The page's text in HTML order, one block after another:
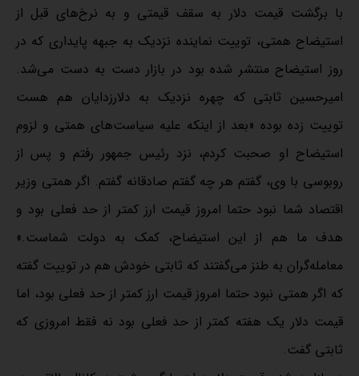
با برگشت قیمت دلار به سقف قیمتی و به نرخ‌های قبل از
استیضاح همتی، توییت نماینده نزدیک به جبهه پایداری که در
روز استیضاح منتشر شده بود در بازار دست به دست می‌شد.
امیرحسین ثابتی که چهره نزدیک به دلارزدایان هم هست
توییت زده بوده «بعد از اینکه علیه سیاست‌های همتی و لزوم
استیضاح او صحبت کردم، نزد رئیس جمهور رفتم و پس از
روبوسی با وی، ‌گفتم هر چه گفتم صادقانه گفتم. اگر همتی وزیر
اقتصاد شما نبود حتما امروز قیمت ارز کمتر از حد فعلی بود و
هدف ما هم از این استیضاح، کمک به دولت شماست.»
معامله‌گران به طنز می‌گفتند که ثابتی خودش هم در توییت گفته
که اگر همتی نبود حتما امروز قیمت ارز کمتر از حد فعلی بود،‌ اما
قیمت دلار یک هفته کمتر از حد فعلی بود نه فقط امروزی که
ثابتی گفت.